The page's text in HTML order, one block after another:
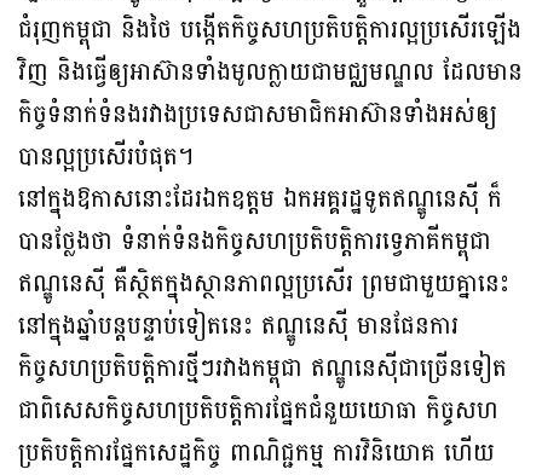
ជំរុញកម្ពុជា និងថៃ បង្កើតកិច្ចសហប្រតិបត្តិការល្អប្រសើរឡើង
វិញ និងធ្វើឲ្យអាស៊ានទាំងមូលក្លាយជាមជ្ឈមណ្ឌល ដែលមាន
កិច្ចទំនាក់ទំនងរវាងប្រទេសជាសមាជិកអាស៊ានទាំងអស់ឲ្យ
បានល្អប្រសើរបំផុត។
នៅក្នុងឱកាសនោះដែរឯកឧត្តម ឯកអគ្គរដ្ឋទូតឥណ្ឌូនេស៊ី ក៏
បានថ្លែងថា ទំនាក់ទំនងកិច្ចសហប្រតិបត្តិការទ្វេភាគីកម្ពុជា
ឥណ្ឌូនេស៊ី គឺស្ថិតក្នុងស្ថានភាពល្អប្រសើរ ព្រមជាមួយគ្នានេះ
នៅក្នុងឆ្នាំបន្តបន្ទាប់ទៀតនេះ ឥណ្ឌូនេស៊ី មានផែនការ
កិច្ចសហប្រតិបត្តិការថ្មីៗរវាងកម្ពុជា ឥណ្ឌូនេស៊ីជាច្រើនទៀត
ជាពិសេសកិច្ចសហប្រតិបត្តិការផ្នែកជំនួយយោធា កិច្ចសហ
ប្រតិបត្តិការផ្នែកសេដ្ឋកិច្ច ពាណិជ្ជកម្ម ការវិនិយោគ ហើយ